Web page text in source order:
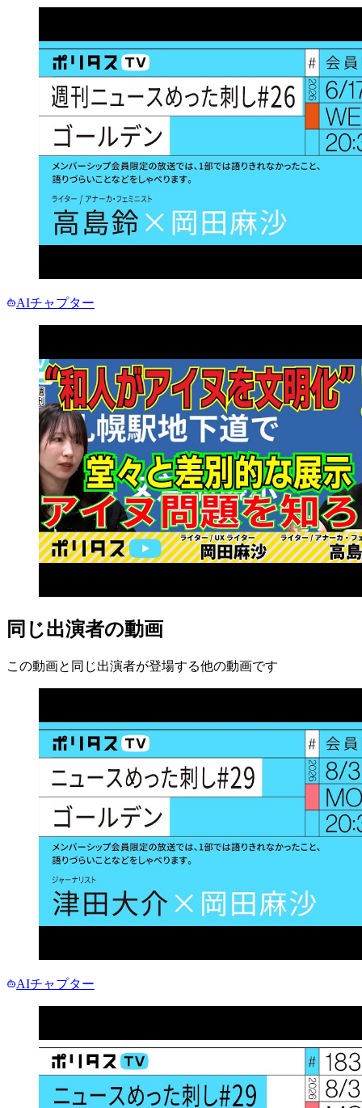
AIチャプター
同じ出演者の動画
この動画と同じ出演者が登場する他の動画です
AIチャプター